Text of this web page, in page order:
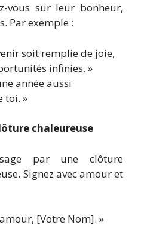
vous sur leur bonheur,
Par exemple :
soit remplie de joie,
infinies. »
année aussi
toi. »
chaleureuse
par une clôture
Signez avec amour et
[Votre Nom]. »